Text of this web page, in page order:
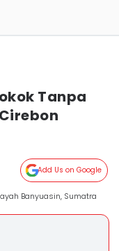
Tanpa
Add Us on Google
Banyuasin, Sumatra